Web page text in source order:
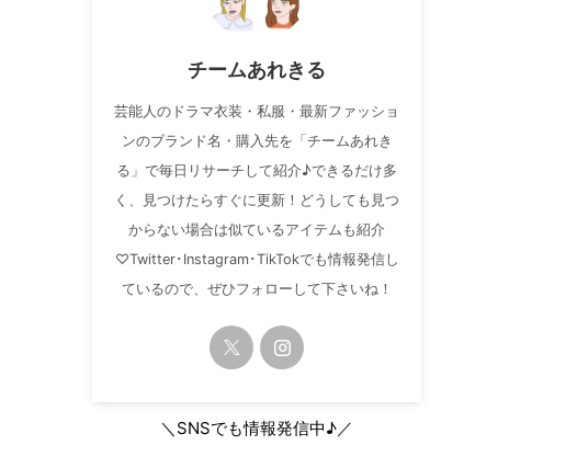
チームあれきる
芸能人のドラマ衣装・私服・最新ファッショ
ンのブランド名・購入先を「チームあれき
る」で毎日リサーチして紹介♪できるだけ多
く、見つけたらすぐに更新！どうしても見つ
からない場合は似ているアイテムも紹介
♡Twitter･Instagram･TikTokでも情報発信し
ているので、ぜひフォローして下さいね！
＼SNSでも情報発信中♪／